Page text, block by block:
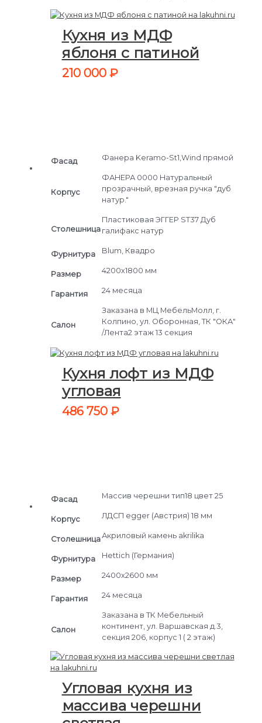
Кухня из МДФ
яблоня с патиной
210 000 ₽
Фасад Фанера Keramo-St1,Wind прямой
Корпус
ФАНЕРА 0000 Натуральный
прозрачный, врезная ручка "дуб
натур."
Столешница
Пластиковая ЭГГЕР ST37 Дуб
галифакс натур
Фурнитура Blum, Квадро
Размер 4200х1800 мм
Гарантия 24 месяца
Салон
Заказана в МЦ МебельМолл, г.
Колпино, ул. Оборонная, ТК "ОКА"
/Лента2 этаж 13 секция
Кухня лофт из МДФ
угловая
486 750 ₽
Фасад Массив черешни тип18 цвет 25
Корпус ЛДСП egger (Австрия) 18 мм
СтолешницаАкриловый камень akrilika
Фурнитура Hettich (Германия)
Размер 2400х2600 мм
Гарантия 24 месяца
Салон
Заказана в ТК Мебельный
континент, ул. Варшавская д.3,
секция 206, корпус 1 ( 2 этаж)
Угловая кухня из
массива черешни